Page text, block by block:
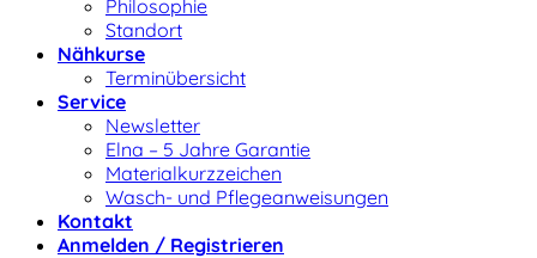
Philosophie
Standort
Nähkurse
Terminübersicht
Service
Newsletter
Elna – 5 Jahre Garantie
Materialkurzzeichen
Wasch- und Pflegeanweisungen
Kontakt
Anmelden / Registrieren